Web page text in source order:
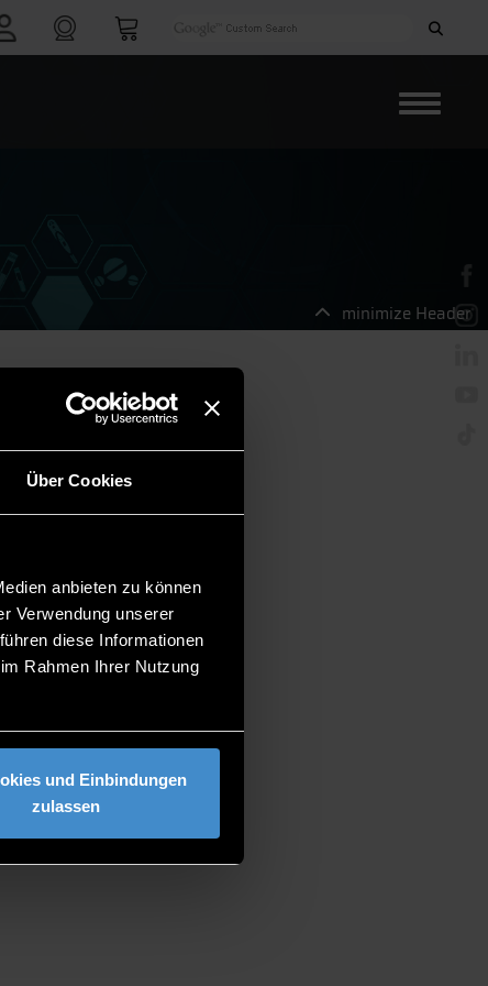
Über Cookies
anbieten zu können
Verwendung unserer
diese Informationen
Rahmen Ihrer Nutzung
und Einbindungen
zulassen
minimize Header